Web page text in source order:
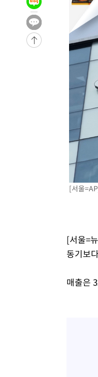
-28276초 전 >
낮 최고 37
-26582초 전 >
SK하이닉
-23438초 전 >
여자배구
-22691초 전 >
외국인 심
[속보]코스
[속보]코
[속보]원·
[속보] 노
[속보]종합
외신들도
11시간 압
[속보]규제
[속보]국힘
[속보] 7월
[서울
[서울=
동기보
매출은